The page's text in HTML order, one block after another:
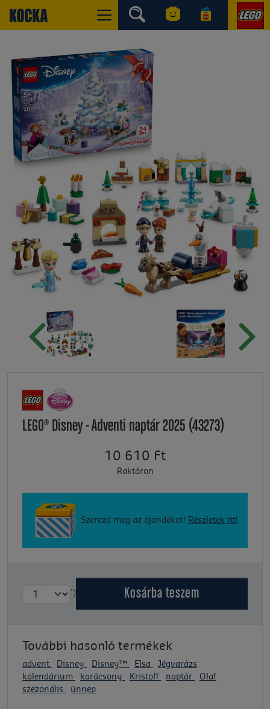
LEGO® Disney - Adventi naptár 2025 (43273)
10 610 Ft
Raktáron
Szerezd meg az ajándékot! Részletek itt!
') Kosárba teszem
További hasonló termékek
advent Disney Disney™ Elsa
Jégvarázs
kalendárium
karácsony Kristoff naptár
Olaf
szezonális
ünnep